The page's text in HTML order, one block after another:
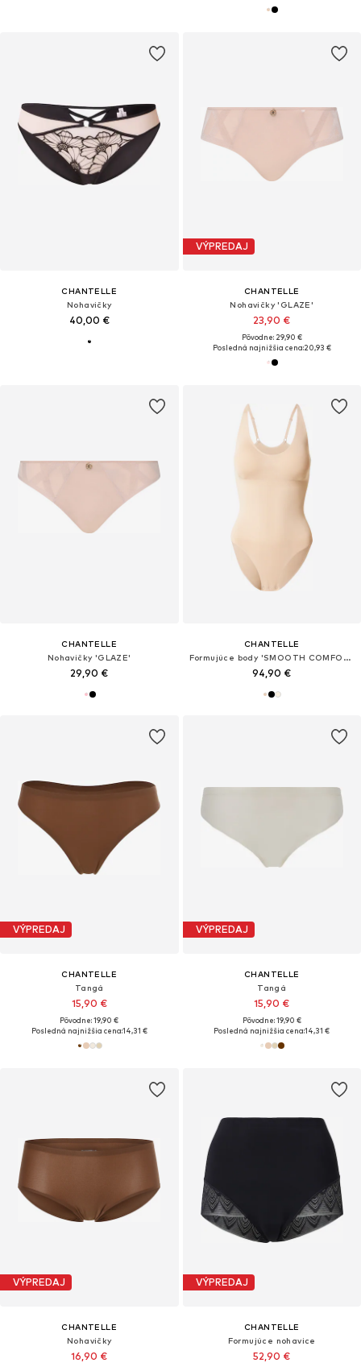
CHANTELLE
Nohavičky
40,00 €
VÝPREDAJ
CHANTELLE
Nohavičky 'GLAZE'
23,90 €
Pôvodne: 29,90 €
Posledná najnižšia cena:20,93 €
CHANTELLE
Nohavičky 'GLAZE'
29,90 €
CHANTELLE
Formujúce body 'SMOOTH COMFORT'
94,90 €
VÝPREDAJ
CHANTELLE
Tangá
15,90 €
Pôvodne: 19,90 €
Posledná najnižšia cena:14,31 €
VÝPREDAJ
CHANTELLE
Tangá
15,90 €
Pôvodne: 19,90 €
Posledná najnižšia cena:14,31 €
VÝPREDAJ
CHANTELLE
Nohavičky
16,90 €
VÝPREDAJ
CHANTELLE
Formujúce nohavice
52,90 €